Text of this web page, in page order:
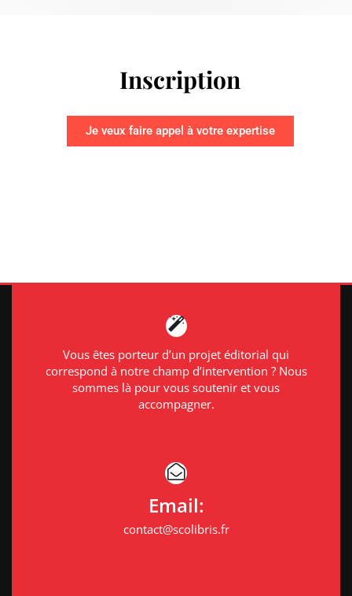
Inscription
Je veux faire appel à votre expertise
Vous êtes porteur d’un projet éditorial qui
correspond à notre champ d’intervention ? Nous
sommes là pour vous soutenir et vous
accompagner.
Email:
contact@scolibris.fr